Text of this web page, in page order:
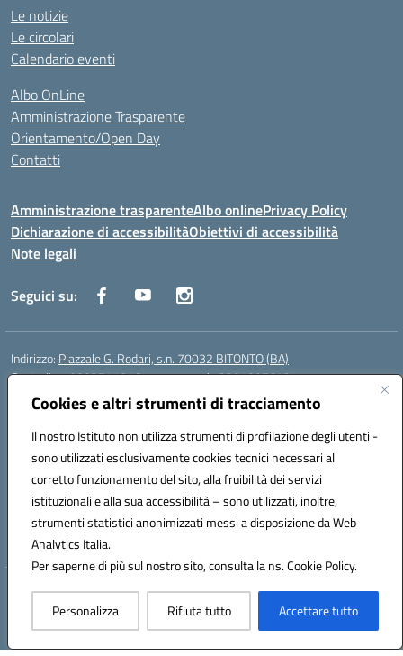
Cookies e altri strumenti di tracciamento
Il nostro Istituto non utilizza strumenti di profilazione degli utenti -
sono utilizzati esclusivamente cookies tecnici necessari al
corretto funzionamento del sito, alla fruibilità dei servizi
istituzionali e alla sua accessibilità – sono utilizzati, inoltre,
strumenti statistici anonimizzati messi a disposizione da Web
Analytics Italia.
Per saperne di più sul nostro sito, consulta la ns. Cookie Policy.
Personalizza Rifiuta tutto Accettare tutto
Le notizie
Le circolari
Calendario eventi
Albo OnLine
Amministrazione Trasparente
Orientamento/Open Day
Contatti
Amministrazione trasparenteAlbo onlinePrivacy Policy
Dichiarazione di accessibilitàObiettivi di accessibilità
Note legali
Seguici su:
Indirizzo: Piazzale G. Rodari, s.n. 70032 BITONTO (BA)
Centralino:0803741816 - corso serale 3381807642
Email: BATD220004@istruzione.it
Posta elettronica certificata (PEC):batd220004@pec.istruzione.it
Codice meccanografico:BATD220004
Codice Indice delle Pubbliche Amministrazioni (IPA): itcvg
Codice unico di fatturazione (CUF): UFIJVU
la scuola è raggiungibile anche al numero: ☎️ 3520316918
Hosting & Powered by 3D Solution S.r.l.
Concept & Design by Designers Italia